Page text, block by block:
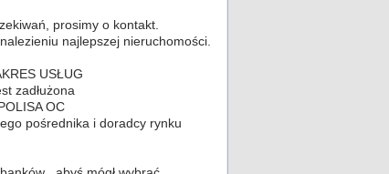
prosimy o kontakt.
najlepszej nieruchomości.
USŁUG
zadłużona
OC
pośrednika i doradcy rynku